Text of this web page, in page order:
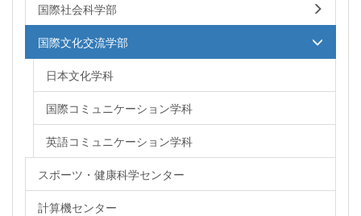
国際社会科学部
国際文化交流学部
日本文化学科
国際コミュニケーション学科
英語コミュニケーション学科
スポーツ・健康科学センター
計算機センター